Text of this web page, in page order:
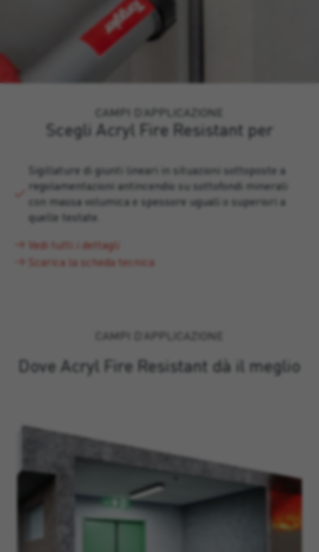
CAMPI D’APPLICAZIONE
Scegli Acryl Fire Resistant per
Sigillature di giunti lineari in situazioni sottoposte a
regolamentazioni antincendio su sottofondi minerali
con massa volumica e spessore uguali o superiori a
quelle testate.
Vedi tutti i dettagli
Scarica la scheda tecnica
CAMPI D’APPLICAZIONE
Dove Acryl Fire Resistant dà il meglio